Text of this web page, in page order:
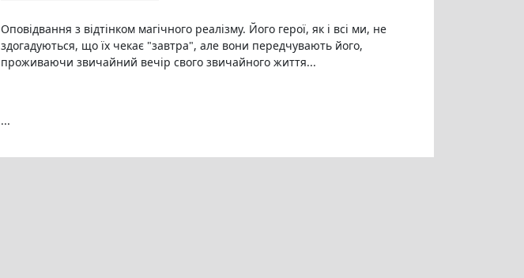
Оповідвання з відтінком магічного реалізму. Його герої, як і всі ми, не
здогадуються, що їх чекає "завтра", але вони передчувають його,
проживаючи звичайний вечір свого звичайного життя...
...